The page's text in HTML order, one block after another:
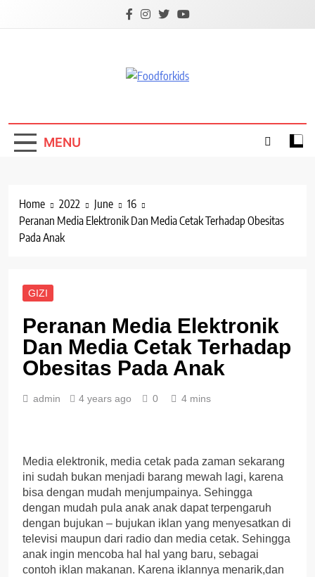
MENU
Home 2022 June
16
Peranan Media Elektronik Dan Media Cetak Terhadap Obesitas
Pada Anak
GIZI
Peranan Media Elektronik
Dan Media Cetak Terhadap
Obesitas Pada Anak
admin 4 years ago 0 4 mins
Media elektronik, media cetak pada zaman sekarang
ini sudah bukan menjadi barang mewah lagi, karena
bisa dengan mudah menjumpainya. Sehingga
dengan mudah pula anak anak dapat terpengaruh
dengan bujukan – bujukan iklan yang menyesatkan di
televisi maupun dari radio dan media cetak. Sehingga
anak ingin mencoba hal hal yang baru, sebagai
contoh iklan makanan. Karena iklannya menarik,dan